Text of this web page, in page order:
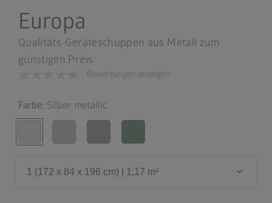
Europa
Qualitäts-Geräteschuppen aus Metall zum
günstigen Preis
Bewertungen anzeigen
Farbe: Silber-metallic
1 (172 x 84 x 196 cm) | 1,17 m² keyboard_arrow_down